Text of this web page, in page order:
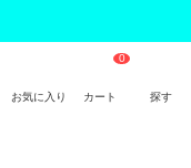
お気に入り カート 探す